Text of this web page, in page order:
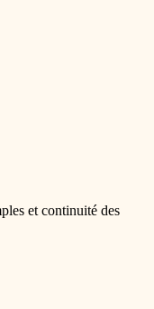
et continuité des